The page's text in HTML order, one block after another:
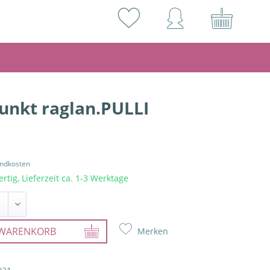
raglan.PULLI
Lieferzeit ca. 1-3 Werktage
Merken